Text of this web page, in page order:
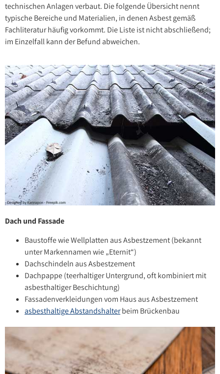
technischen Anlagen verbaut. Die folgende Übersicht nennt
typische Bereiche und Materialien, in denen Asbest gemäß
Fachliteratur häufig vorkommt. Die Liste ist nicht abschließend;
im Einzelfall kann der Befund abweichen.
Dach und Fassade
Baustoffe wie Wellplatten aus Asbestzement (bekannt
unter Markennamen wie „Eternit“)
Dachschindeln aus Asbestzement
Dachpappe (teerhaltiger Untergrund, oft kombiniert mit
asbesthaltiger Beschichtung)
Fassadenverkleidungen vom Haus aus Asbestzement
asbesthaltige Abstandshalterbeim Brückenbau